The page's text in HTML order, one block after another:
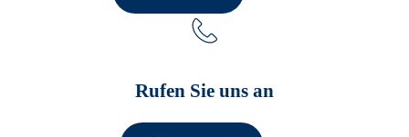
Rufen Sie uns an